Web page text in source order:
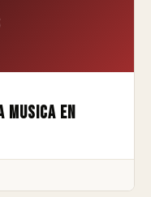
musica en